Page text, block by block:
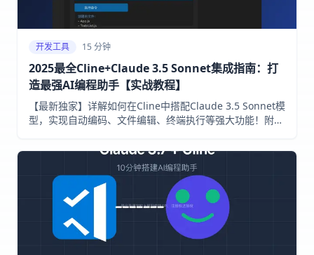
开发工具 15 分钟
2025最全Cline+Claude 3.5 Sonnet集成指南：打
造最强AI编程助手【实战教程】
【最新独家】详解如何在Cline中搭配Claude 3.5 Sonnet模
型，实现自动编码、文件编辑、终端执行等强大功能！附赠